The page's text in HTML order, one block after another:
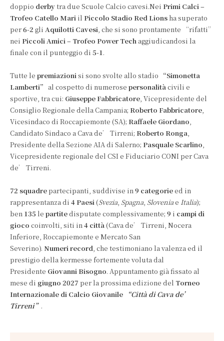
doppio derbytra due Scuole Calcio cavesi.Nei Primi Calci –
Trofeo Catello Mari il Piccolo Stadio Red Lions ha superato
per6-2 gli Aquilotti Cavesi, che si sono prontamente “rifatti”
nei Piccoli Amici – Trofeo Power Tech aggiudicandosi la
finale con il punteggio di 5-1.
Tutte le premiazionisi sono svolte allo stadio “Simonetta
Lamberti” al cospetto di numerose personalitàcivili e
sportive, tra cui: Giuseppe Fabbricatore, Vicepresidente del
Consiglio Regionale della Campania; Roberto Fabbricatore,
Vicesindaco di Roccapiemonte (SA); Raffaele Giordano,
Candidato Sindaco a Cava de’ Tirreni; Roberto Ronga,
Presidente della Sezione AIA di Salerno; Pasquale Scarlino,
Vicepresidente regionale del CSI e Fiduciario CONI per Cava
de’ Tirreni.
72 squadrepartecipanti, suddivise in9 categorieed in
rappresentanza di 4 Paesi (Svezia, Spagna, Sloveniae Italia);
ben 135 le partitedisputate complessivamente; 9 i campi di
gioco coinvolti, siti in4 città (Cava de’ Tirreni, Nocera
Inferiore, Roccapiemonte e Mercato San
Severino). Numerirecord, che testimoniano la valenza ed il
prestigio della kermesse fortemente voluta dal
Presidente Giovanni Bisogno. Appuntamento già fissato al
mese di giugno 2027 per la prossima edizione del Torneo
Internazionale di Calcio Giovanile
“Città di Cava de’
Tirreni” .